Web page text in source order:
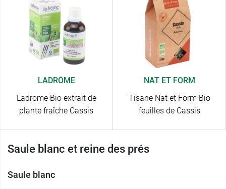
LADRÔME
Ladrome Bio extrait de
plante fraîche Cassis
NAT ET FORM
Tisane Nat et Form Bio
feuilles de Cassis
Saule blanc et reine des prés
Saule blanc